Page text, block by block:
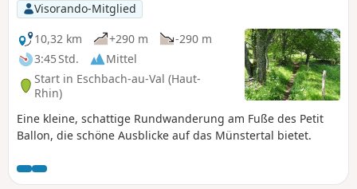
Visorando-Mitglied
10,32 km
+290 m
-290 m
3:45 Std.
Mittel
Start in Eschbach-au-Val (Haut-
Rhin)
Eine kleine, schattige Rundwanderung am Fuße des Petit
Ballon, die schöne Ausblicke auf das Münstertal bietet.